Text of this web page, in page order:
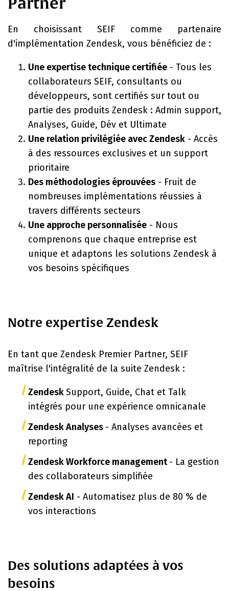
En choisissant SEIF comme partenaire
d'implémentation Zendesk, vous bénéficiez de :
Une expertise technique certifiée - Tous les
collaborateurs SEIF, consultants ou
développeurs, sont certifiés sur tout ou
partie des produits Zendesk : Admin support,
Analyses, Guide, Dév et Ultimate
Une relation privilégiée avec Zendesk - Accès
à des ressources exclusives et un support
prioritaire
Des méthodologies éprouvées - Fruit de
nombreuses implémentations réussies à
travers différents secteurs
Une approche personnalisée - Nous
comprenons que chaque entreprise est
unique et adaptons les solutions Zendesk à
vos besoins spécifiques
Notre expertise Zendesk
En tant que Zendesk Premier Partner, SEIF
maîtrise l'intégralité de la suite Zendesk :
ZendeskSupport, Guide, Chat et Talk
intégrés pour une expérience omnicanale
Zendesk Analyses - Analyses avancées et
reporting
Zendesk Workforce management- La gestion
des collaborateurs simplifiée
Zendesk AI - Automatisez plus de 80 % de
vos interactions
Des solutions adaptées à vos
besoins